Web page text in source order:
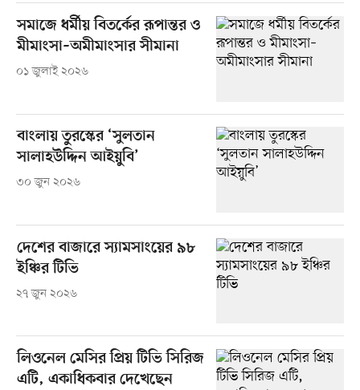
সমাজে ধর্মীয় বিতর্কের রূপান্তর ও
মীমাংসা–অমীমাংসার সীমানা
০১ জুলাই ২০২৬
বাংলায় তুরস্কের ‘সুলতান
সালাহউদ্দিন আইয়ুবি’
৩০ জুন ২০২৬
দেশের বাজারে স্যামসাংয়ের ৯৮
ইঞ্চির টিভি
২৭ জুন ২০২৬
লিওনেল মেসির প্রিয় টিভি সিরিজ
এটি, একাধিকবার দেখেছেন